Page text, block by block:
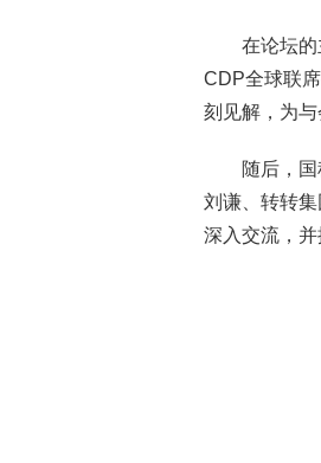
在论坛
CDP全球联
刻见解，为
随后，
刘谦、转转
深入交流，并